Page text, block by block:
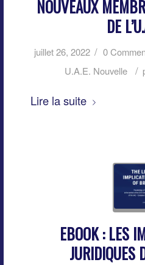
NOUVEAUX
DE
juillet 26, 2022 / 0
U.A.E. Nouvelle
/
Lire la suite
EBOOK : LES
JURIDIQUES